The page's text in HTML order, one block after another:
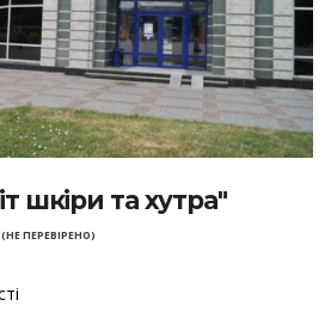
шкіри та хутра"
ПЕРЕВІРЕНО)